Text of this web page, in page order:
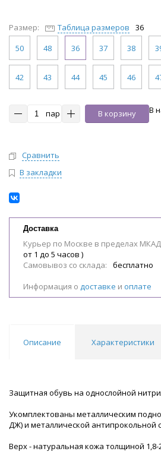
Размер: Таблица размеров
36
50
48 36 37 38
42 43 44 45 46
пар В корзину В
Сравнить
В закладки
Доставка
Курьер по Москве в пределах МКАД
от 1 до 5 часов )
Самовывоз со склада:
бесплатно
Информация о доставке и оплате
Описание Характеристики
Защитная обувь на однослойной
Укомплектованы металлическим
ДЖ) и металлической антипрокольной
Верх - натуральная кожа толщиной 1,8-